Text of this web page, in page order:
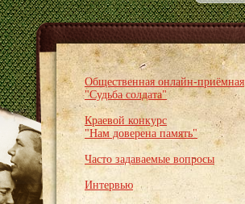
Общественная онлайн-приёмная
"Судьба солдата"
Краевой конкурс
"Нам доверена память"
Часто задаваемые вопросы
Интервью